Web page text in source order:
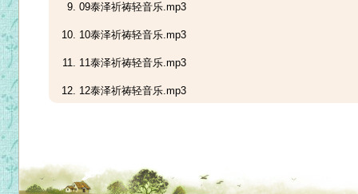
09泰泽祈祷轻音乐.mp3
10泰泽祈祷轻音乐.mp3
11泰泽祈祷轻音乐.mp3
12泰泽祈祷轻音乐.mp3
15泰泽祈祷轻音乐.mp3